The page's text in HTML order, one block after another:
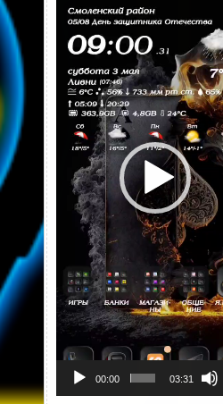
00:00 03:31